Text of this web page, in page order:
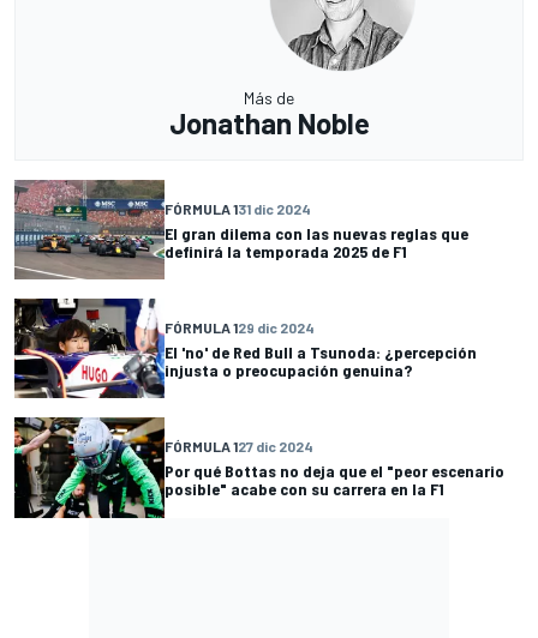
Más de
Jonathan Noble
FÓRMULA 131 dic 2024
El gran dilema con las nuevas reglas que
definirá la temporada 2025 de F1
FÓRMULA 129 dic 2024
El 'no' de Red Bull a Tsunoda: ¿percepción
injusta o preocupación genuina?
FÓRMULA 127 dic 2024
Por qué Bottas no deja que el "peor escenario
posible" acabe con su carrera en la F1